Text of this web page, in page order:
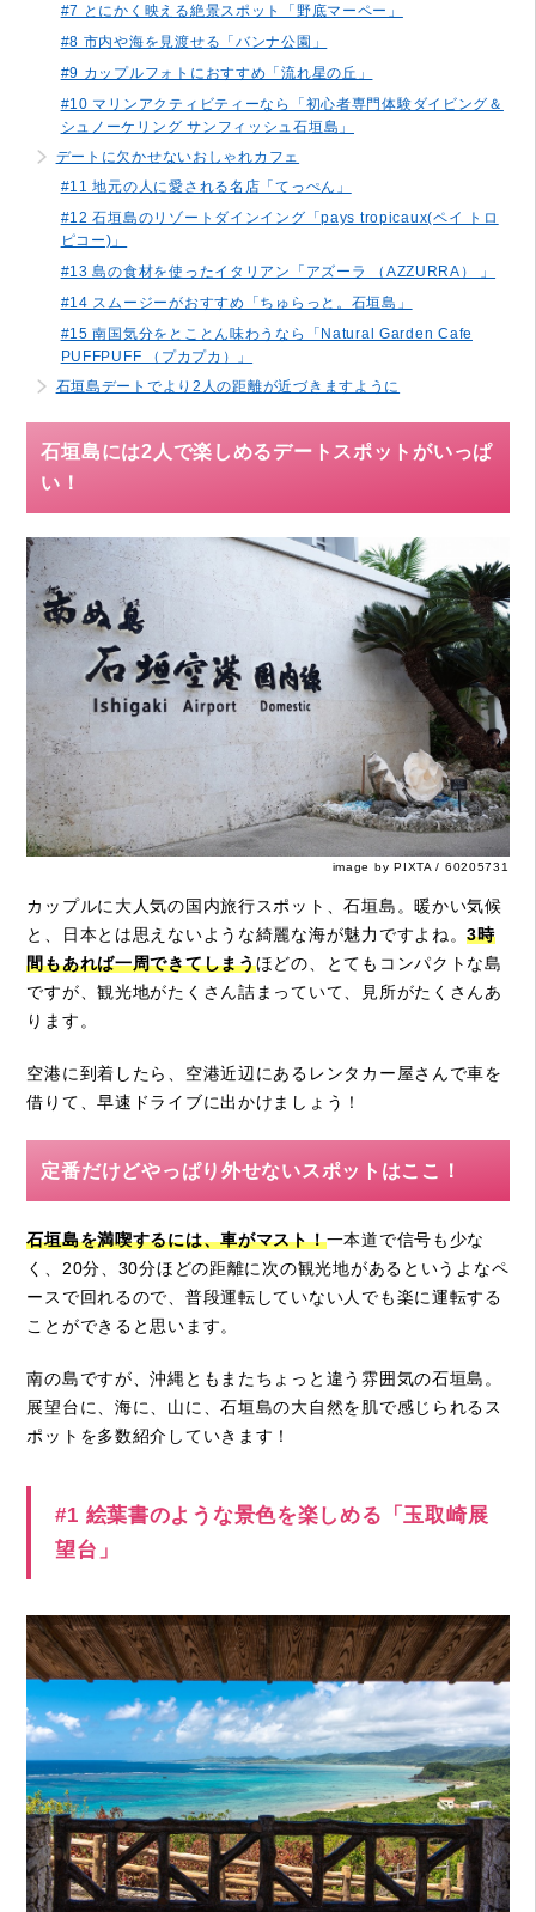
#7 とにかく映える絶景スポット「野底マーペー」
#8 市内や海を見渡せる「バンナ公園」
#9 カップルフォトにおすすめ「流れ星の丘」
#10 マリンアクティビティーなら「初心者専門体験ダイビング＆
シュノーケリング サンフィッシュ石垣島」
デートに欠かせないおしゃれカフェ
#11 地元の人に愛される名店「てっぺん」
#12 石垣島のリゾートダインイング「pays tropicaux(ペイ トロ
ピコー)」
#13 島の食材を使ったイタリアン「アズーラ （AZZURRA） 」
#14 スムージーがおすすめ「ちゅらっと。石垣島」
#15 南国気分をとことん味わうなら「Natural Garden Cafe
PUFFPUFF （プカプカ）」
石垣島デートでより2人の距離が近づきますように
石垣島には2人で楽しめるデートスポットがいっぱ
い！
image by PIXTA / 60205731
カップルに大人気の国内旅行スポット、石垣島。暖かい気候
と、日本とは思えないような綺麗な海が魅力ですよね。3時
間もあれば一周できてしまうほどの、とてもコンパクトな島
ですが、観光地がたくさん詰まっていて、見所がたくさんあ
ります。
空港に到着したら、空港近辺にあるレンタカー屋さんで車を
借りて、早速ドライブに出かけましょう！
定番だけどやっぱり外せないスポットはここ！
石垣島を満喫するには、車がマスト！一本道で信号も少な
く、20分、30分ほどの距離に次の観光地があるというよなペ
ースで回れるので、普段運転していない人でも楽に運転する
ことができると思います。
南の島ですが、沖縄ともまたちょっと違う雰囲気の石垣島。
展望台に、海に、山に、石垣島の大自然を肌で感じられるス
ポットを多数紹介していきます！
#1 絵葉書のような景色を楽しめる「玉取崎展
望台」